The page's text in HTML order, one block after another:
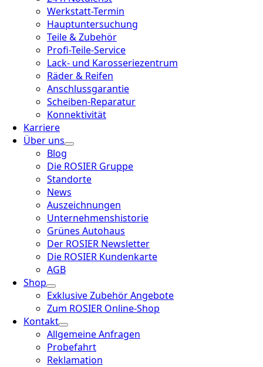
Werkstatt-Termin
Hauptuntersuchung
Teile & Zubehör
Profi-Teile-Service
Lack- und Karosseriezentrum
Räder & Reifen
Anschlussgarantie
Scheiben-Reparatur
Konnektivität
Karriere
Über uns
Blog
Die ROSIER Gruppe
Standorte
News
Auszeichnungen
Unternehmenshistorie
Grünes Autohaus
Der ROSIER Newsletter
Die ROSIER Kundenkarte
AGB
Shop
Exklusive Zubehör Angebote
Zum ROSIER Online-Shop
Kontakt
Allgemeine Anfragen
Probefahrt
Reklamation